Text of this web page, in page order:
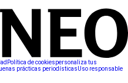
Política de cookiespersonaliza tus
prácticas periodísticasUso responsable